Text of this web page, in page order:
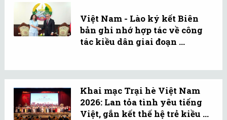
Việt Nam - Lào ký kết Biên
bản ghi nhớ hợp tác về công
tác kiều dân giai đoạn ...
Khai mạc Trại hè Việt Nam
2026: Lan tỏa tình yêu tiếng
Việt, gắn kết thế hệ trẻ kiều ...